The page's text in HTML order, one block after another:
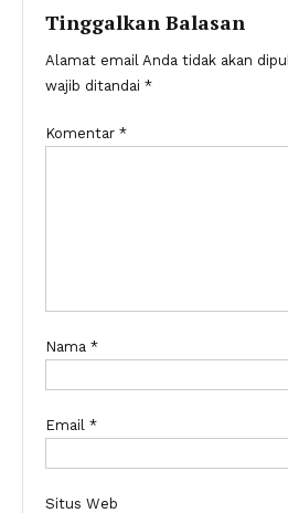
Tinggalkan Balasan
Alamat email Anda tidak akan
wajib ditandai *
Komentar *
Nama *
Email *
Situs Web